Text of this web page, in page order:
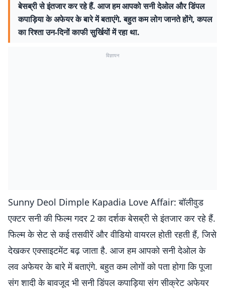
बेसब्री से इंतजार कर रहे हैं. आज हम आपको सनी देओल और डिंपल
कपाड़िया के अफेयर के बारे में बताएंगे. बहुत कम लोग जानते होंगे, कपल
का रिश्ता उन-दिनों काफी सुर्खियों में रहा था.
विज्ञापन
Sunny Deol Dimple Kapadia Love Affair: बॉलीवुड
एक्टर सनी की फिल्म गदर 2 का दर्शक बेसब्री से इंतजार कर रहे हैं.
फिल्म के सेट से कई तसवीरें और वीडियो वायरल होती रहती हैं, जिसे
देखकर एक्साइटमेंट बढ़ जाता है. आज हम आपको सनी देओल के
लव अफेयर के बारे में बताएंगे. बहुत कम लोगों को पता होगा कि पूजा
संग शादी के बावजूद भी सनी डिंपल कपाड़िया संग सीक्रेट अफेयर